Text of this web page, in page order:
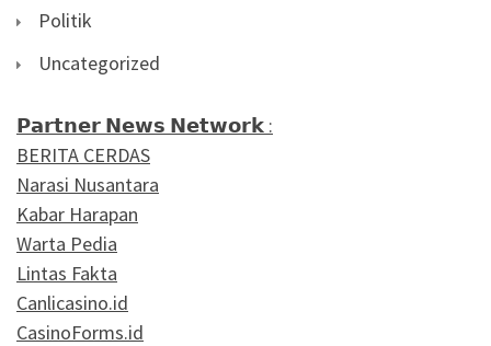
Politik
Uncategorized
𝗣𝗮𝗿𝘁𝗻𝗲𝗿 𝗡𝗲𝘄𝘀 𝗡𝗲𝘁𝘄𝗼𝗿𝗸 :
BERITA CERDAS
Narasi Nusantara
Kabar Harapan
Warta Pedia
Lintas Fakta
Canlicasino.id
CasinoForms.id